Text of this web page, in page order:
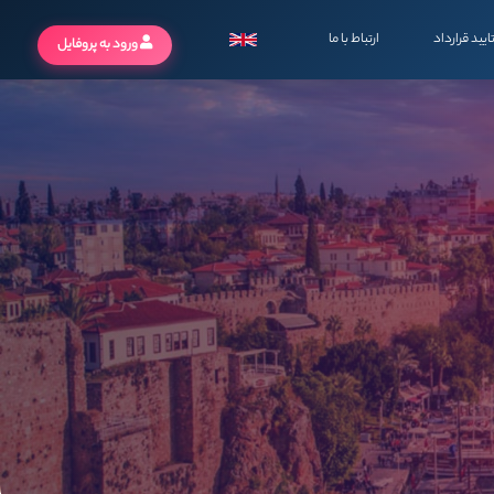
تایید قرارداد ارتباط با ما ورود به پروفایل